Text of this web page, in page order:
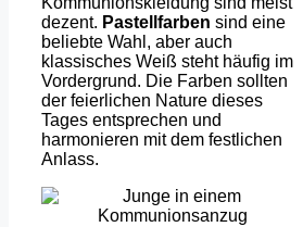
dezent. Pastellfarben sind eine
beliebte Wahl, aber auch
klassisches Weiß steht häufig im
Vordergrund. Die Farben sollten
der feierlichen Nature dieses
Tages entsprechen und
harmonieren mit dem festlichen
Anlass.